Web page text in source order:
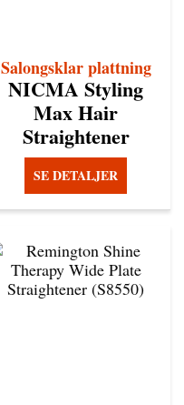
Salongsklar plattning
NICMA Styling
Max Hair
Straightener
SE DETALJER